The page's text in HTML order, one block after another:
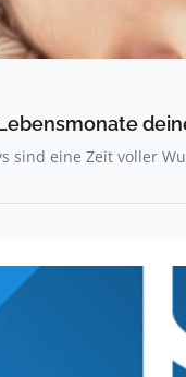
sind eine Zeit voller